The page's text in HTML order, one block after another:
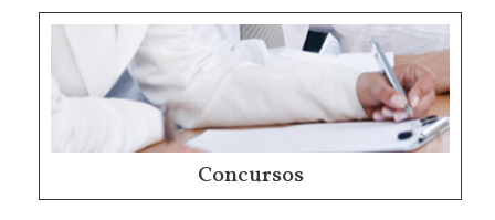
Concursos